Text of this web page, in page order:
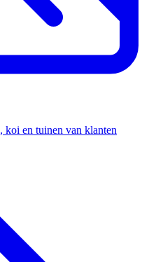
koi en tuinen van klanten